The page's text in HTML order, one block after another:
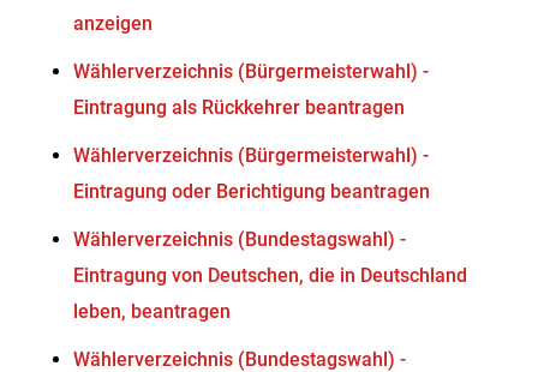
anzeigen
Wählerverzeichnis (Bürgermeisterwahl) -
Eintragung als Rückkehrer beantragen
Wählerverzeichnis (Bürgermeisterwahl) -
Eintragung oder Berichtigung beantragen
Wählerverzeichnis (Bundestagswahl) -
Eintragung von Deutschen, die in Deutschland
leben, beantragen
Wählerverzeichnis (Bundestagswahl) -